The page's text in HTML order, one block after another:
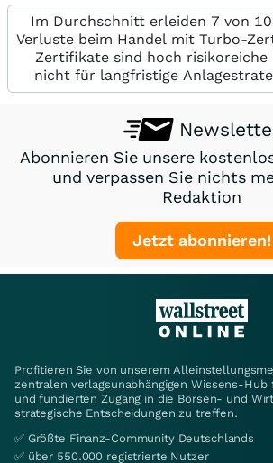
Im Durchschnitt erleiden 7 von
Verluste beim Handel mit Turbo-
Zertifikate sind hoch risikoreiche
nicht für langfristige
Abonnieren Sie unsere
und verpassen Sie nichts
Redaktion
Jetzt abonnieren!
Profitieren Sie von unserem
zentralen verlagsunabhängigen Wissens-
und fundierten Zugang in die Börsen- und
strategische Entscheidungen zu treffen.
✅ Größte Finanz-Community Deutschlands
✅ über 550.000 registrierte Nutzer